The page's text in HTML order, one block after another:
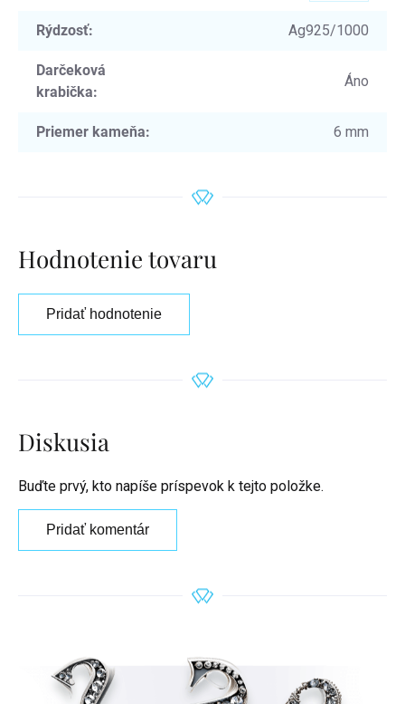
Rýdzosť: Ag925/1000
Darčeková
krabička:
Áno
Priemer kameňa: 6 mm
Hodnotenie tovaru
Pridať hodnotenie
Diskusia
Buďte prvý, kto napíše príspevok k tejto položke.
Pridať komentár